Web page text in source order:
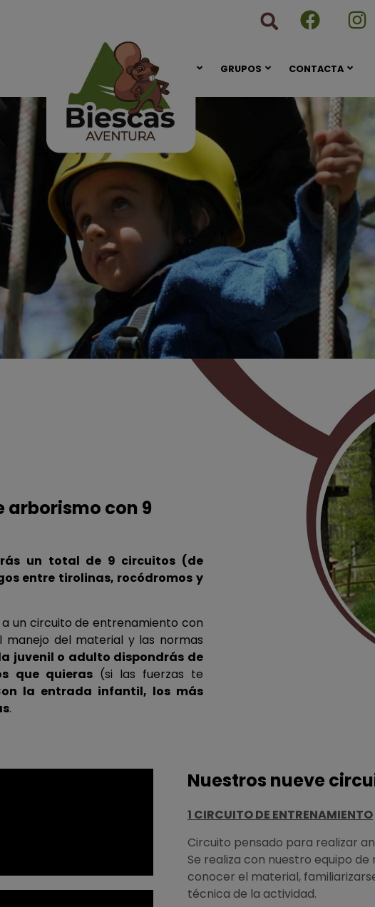
CONÓCENOS GRUPOS CONTACTA
arborismo con 9
un total de 9 circuitos (de
entre tirolinas, rocódromos y
un circuito de entrenamiento con
manejo del material y las normas
juvenil o adulto dispondrás de
que quieras(si las fuerzas te
la entrada infantil, los más
.
Nuestros nueve
1 CIRCUITO DE ENTRENAMIENTO
Circuito pensado para realizar
Se realiza con nuestro equipo
conocer el material,
técnica de la actividad.